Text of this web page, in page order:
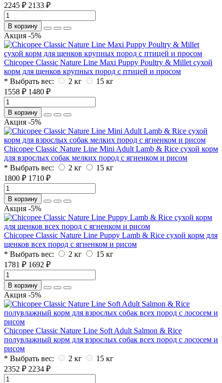
2245 ₽ 2133 ₽
В корзину
Акция -5%
Chicopee Classic Nature Line Maxi Puppy Poultry & Millet сухой
корм для щенков крупных пород с птицей и просом
* Выбрать вес:
2 кг
15 кг
1558 ₽ 1480 ₽
В корзину
Акция -5%
Chicopee Classic Nature Line Mini Adult Lamb & Rice сухой корм
для взрослых собак мелких пород с ягненком и рисом
* Выбрать вес:
2 кг
15 кг
1800 ₽ 1710 ₽
В корзину
Акция -5%
Chicopee Classic Nature Line Puppy Lamb & Rice сухой корм для
щенков всех пород с ягненком и рисом
* Выбрать вес:
2 кг
15 кг
1781 ₽ 1692 ₽
В корзину
Акция -5%
Chicopee Classic Nature Line Soft Adult Salmon & Rice
полувлажный корм для взрослых собак всех пород с лососем и
рисом
* Выбрать вес:
2 кг
15 кг
2352 ₽ 2234 ₽